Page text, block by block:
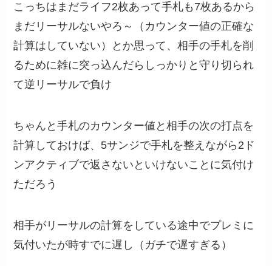
こっちはまだライフ2枚あって手札も7枚あるから
まだリーサルないやろ～（カウンター値の正確な
計算はしていない）とか思って、相手の手札を削
るために雑に突っ込んだらしっかりと守り切られ
て逆リーサルで負け
ちゃんと手札のカウンター値と相手の次の打点を
計算しておけば、5サンジで手札を整えながら2ド
ンアクティブで返さないといけないことに気付け
ただろう
相手がリーサルの計算をしている途中でプレミに
気付いたが時すでに遅し（ガチで遅すぎる）